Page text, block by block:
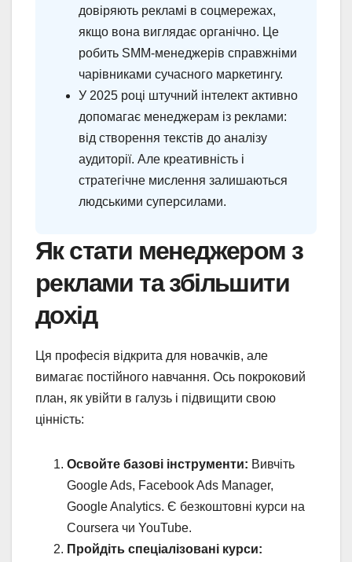
довіряють рекламі в соцмережах,
якщо вона виглядає органічно. Це
робить SMM-менеджерів справжніми
чарівниками сучасного маркетингу.
У 2025 році штучний інтелект активно
допомагає менеджерам із реклами:
від створення текстів до аналізу
аудиторії. Але креативність і
стратегічне мислення залишаються
людськими суперсилами.
Як стати менеджером з
реклами та збільшити
дохід
Ця професія відкрита для новачків, але
вимагає постійного навчання. Ось покроковий
план, як увійти в галузь і підвищити свою
цінність:
Освойте базові інструменти: Вивчіть
Google Ads, Facebook Ads Manager,
Google Analytics. Є безкоштовні курси на
Coursera чи YouTube.
Пройдіть спеціалізовані курси: